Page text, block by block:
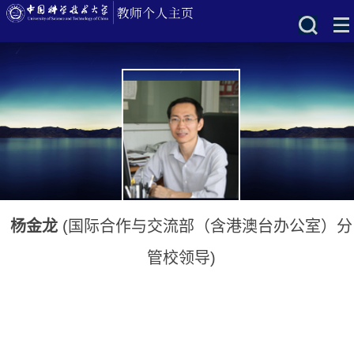
杨金龙(国际合作与交流部（含港澳台办公室）分
管校领导)